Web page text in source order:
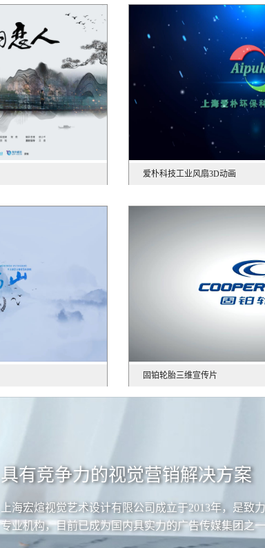
爱朴科技工业风扇3D动画
固铂轮胎三维宣传片
具有竞争力的视觉营销解决方案
上海宏煊视觉艺术设计有限公司成立于2013年，是致
专业机构，目前已成为国内具实力的广告传媒集团之